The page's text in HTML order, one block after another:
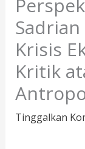
Krisis
Kritik
Tinggalkan